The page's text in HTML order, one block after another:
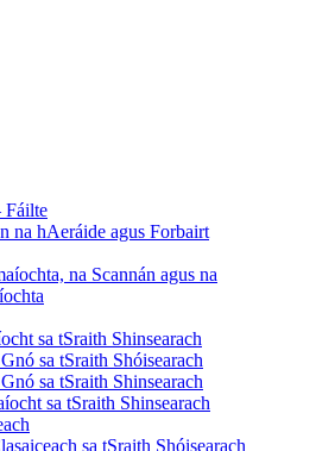
Fáilte
na hAeráide agus Forbairt
na Scannán agus na
sa tSraith Shinsearach
sa tSraith Shóisearach
sa tSraith Shinsearach
sa tSraith Shinsearach
sa tSraith Shóisearach